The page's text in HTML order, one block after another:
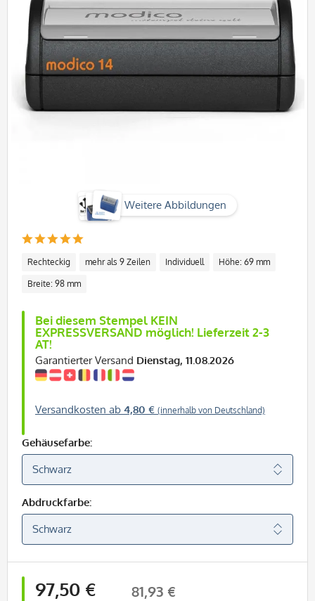
Weitere Abbildungen
Rechteckig mehr als 9 Zeilen Individuell Höhe: 69 mm
Breite: 98 mm
Bei diesem Stempel KEIN
EXPRESSVERSAND möglich! Lieferzeit 2-3
AT!
Garantierter Versand Dienstag, 11.08.2026
Versandkosten ab 4,80 € (innerhalb von Deutschland)
Gehäusefarbe:
Abdruckfarbe:
97,50 € 81,93 €